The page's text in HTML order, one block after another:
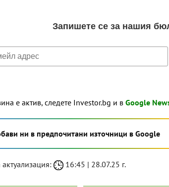
е актив, следете Investor.bg и в Google
ни в предпочитани източници в Google
16:45 | 28.07.25 г.